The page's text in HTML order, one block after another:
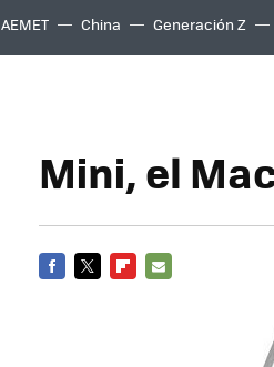
AEMET China Generación Z
Mini, el